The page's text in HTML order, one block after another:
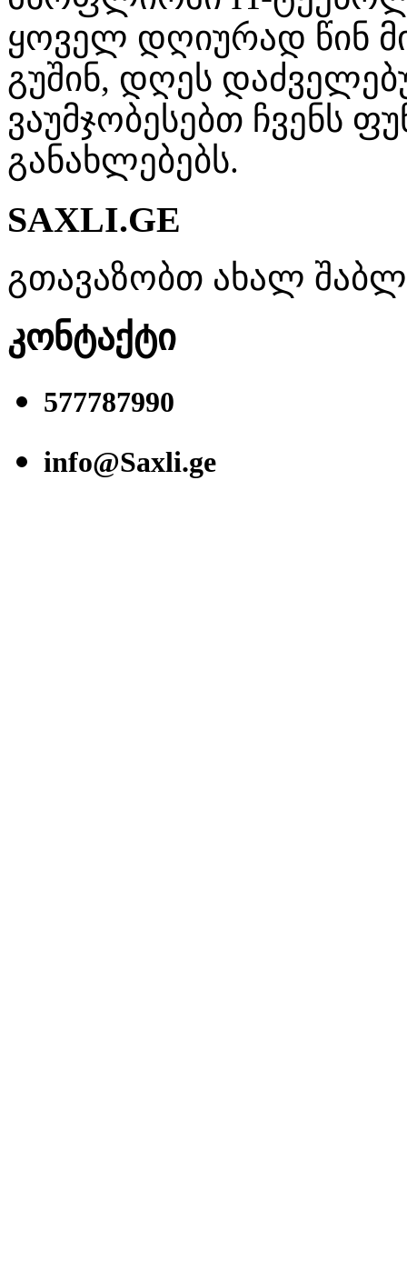
ყოველ დღიურად წინ
გუშინ, დღეს
ვაუმჯობესებთ ჩვენს
განახლებებს.
SAXLI.GE
გთავაზობთ ახალ
კონტაქტი
577787990
info@Saxli.ge